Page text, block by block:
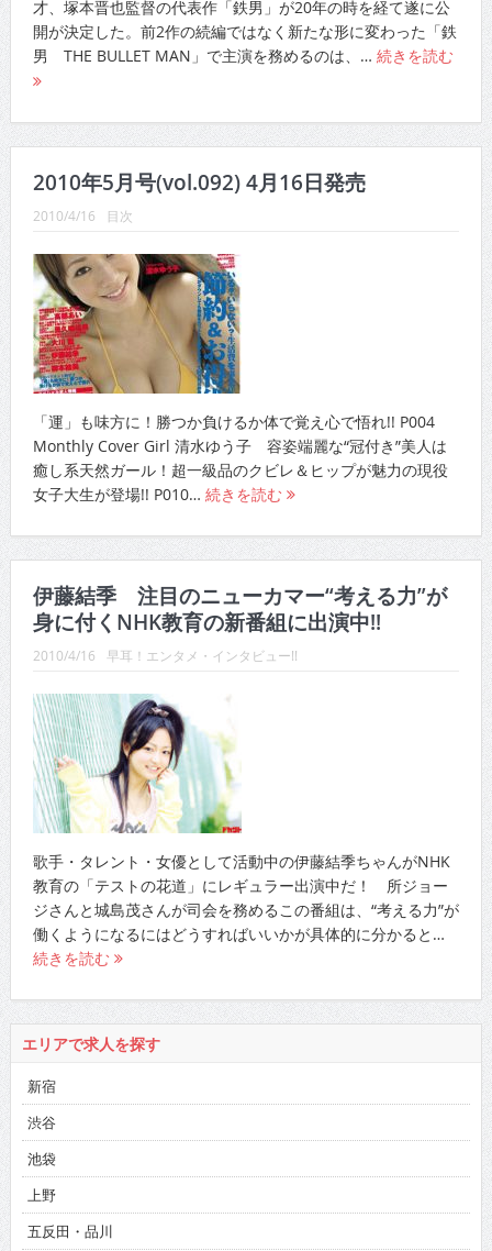
暴力やエロティシズムが主題の作品を得意とする映画界の鬼
才、塚本晋也監督の代表作「鉄男」が20年の時を経て遂に公
男 THE BULLET MAN」で主演を務めるのは、…続きを読む
2010年5月号(vol.092) 4月16日発売
2010/4/16 目次
「運」も味方に！勝つか負けるか体で覚え心で悟れ!! P004
Monthly Cover Girl 清水ゆう子 容姿端麗な“冠付き”美人は
女子大生が登場!! P010…
続きを読む
伊藤結季 注目のニューカマー“考える力”が
身に付くNHK教育の新番組に出演中!!
2010/4/16 早耳！エンタメ・インタビュー!!
歌手・タレント・女優として活動中の伊藤結季ちゃんがNHK
教育の「テストの花道」にレギュラー出演中だ！ 所ジョー
ジさんと城島茂さんが司会を務めるこの番組は、“考える力”が
働くようになるにはどうすればいいかが具体的に分かると…
続きを読む
エリアで求人を探す